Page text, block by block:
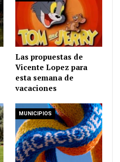
Las propuestas de
Vicente Lopez para
esta semana de
vacaciones
MUNICIPIOS